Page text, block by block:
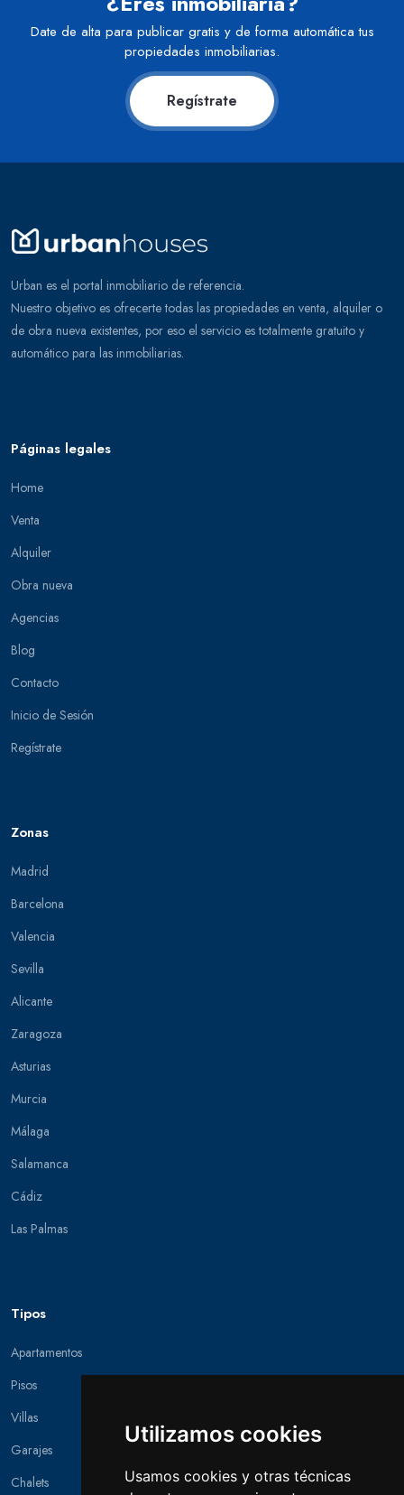
Utilizamos cookies
Usamos cookies y otras técnicas
Date de alta para publicar gratis y de forma automática tus
propiedades inmobiliarias.
Regístrate
Urban es el portal inmobiliario de referencia.
Nuestro objetivo es ofrecerte todas las propiedades en venta, alquiler o
de obra nueva existentes, por eso el servicio es totalmente gratuito y
automático para las inmobiliarias.
Páginas legales
Home
Venta
Alquiler
Obra nueva
Agencias
Blog
Contacto
Inicio de Sesión
Regístrate
Zonas
Madrid
Barcelona
Valencia
Sevilla
Alicante
Zaragoza
Asturias
Murcia
Málaga
Salamanca
Cádiz
Las Palmas
Tipos
Apartamentos
Pisos
Villas
Garajes
Chalets